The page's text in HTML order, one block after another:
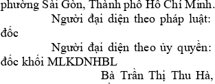
phường Sài Gòn, Thành phố Hồ Chí Minh.
Người đại diện theo pháp luật:
đốc
Người đại diện theo ủy quyền:
đốc khối MLKDNHBL
Bà Trần Thị Thu Hà,